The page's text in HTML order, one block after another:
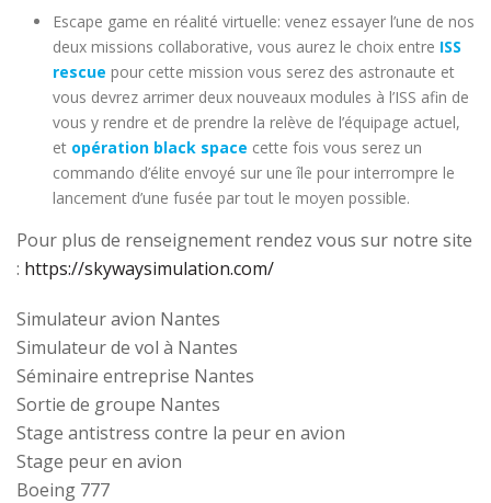
Escape game en réalité virtuelle: venez essayer l’une de nos
deux missions collaborative, vous aurez le choix entre ISS
rescue pour cette mission vous serez des astronaute et
vous devrez arrimer deux nouveaux modules à l’ISS afin de
vous y rendre et de prendre la relève de l’équipage actuel,
et opération black space cette fois vous serez un
commando d’élite envoyé sur une île pour interrompre le
lancement d’une fusée par tout le moyen possible.
Pour plus de renseignement rendez vous sur notre site
: https://skywaysimulation.com/
Simulateur avion Nantes
Simulateur de vol à Nantes
Séminaire entreprise Nantes
Sortie de groupe Nantes
Stage antistress contre la peur en avion
Stage peur en avion
Boeing 777